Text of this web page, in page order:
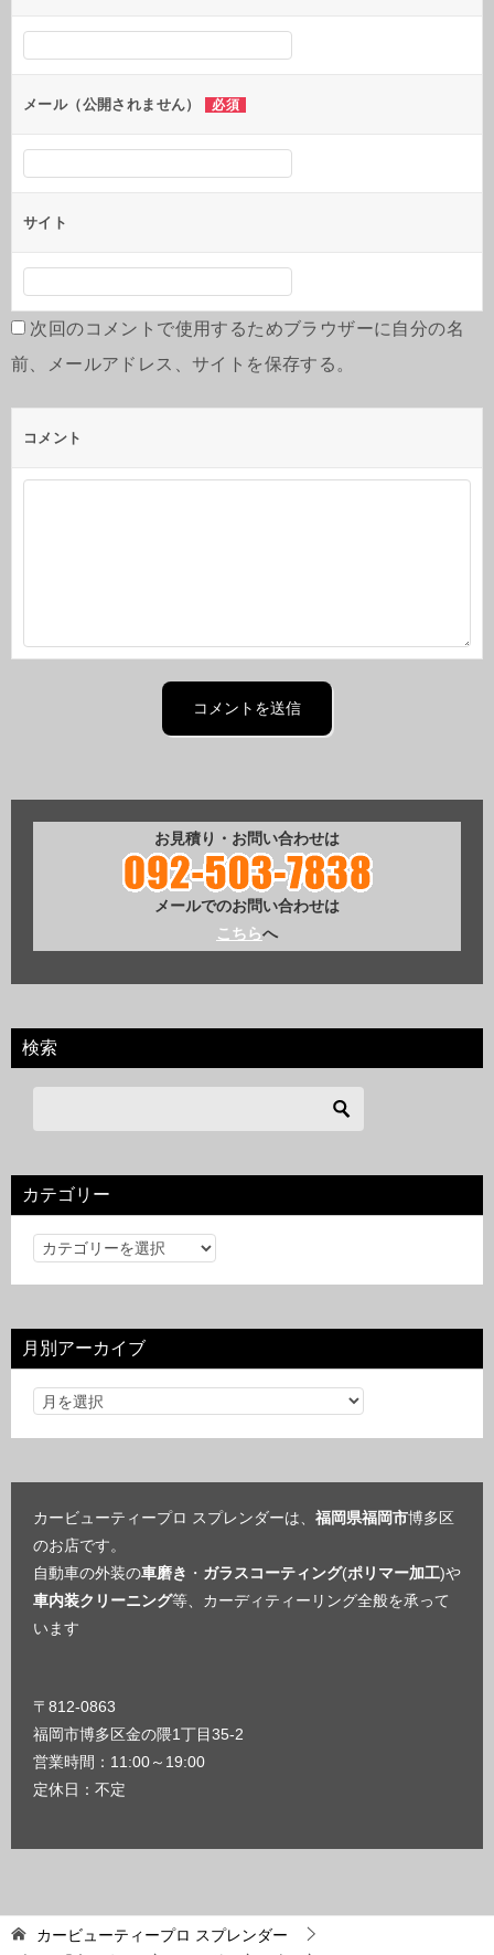
ン
メール（公開されません） 必須
サイト
次回のコメントで使用するためブラウザーに自分の名
前、メールアドレス、サイトを保存する。
コメント
お見積り・お問い合わせは
メールでのお問い合わせは
こちらへ
検索
カテゴリー
カ
リ
ー
月別アーカイブ
カービューティープロ スプレンダーは、 福岡県福岡市博多区
のお店です。
自動車の外装の車磨き ・ ガラスコーティング(ポリマー加工)や
車内装クリーニング等、カーディティーリング全般を承って
います
〒812-0863
福岡市博多区金の隈1丁目35-2
営業時間：11:00～19:00
定休日：不定
カービューティープロ スプレンダー